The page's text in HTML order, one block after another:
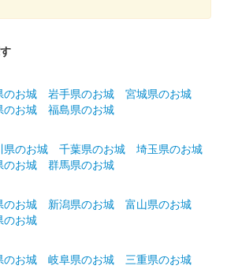
春限定夜桜版
春限定版
のお城 岩手県のお城
宮城県のお城
のお城
福島県のお城
県のお城 千葉県のお城
埼玉県のお城
のお城
群馬県のお城
のお城 新潟県のお城
富山県のお城
のお城
のお城 岐阜県のお城
三重県のお城